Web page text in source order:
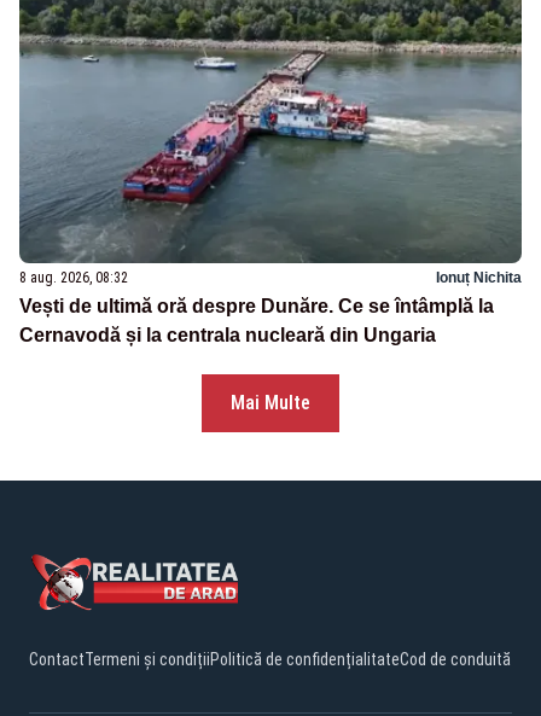
8 aug. 2026, 08:32 Ionuț Nichita
Vești de ultimă oră despre Dunăre. Ce se întâmplă la
Cernavodă și la centrala nucleară din Ungaria
Mai Multe
ContactTermeni și condițiiPolitică de confidențialitateCod de conduită